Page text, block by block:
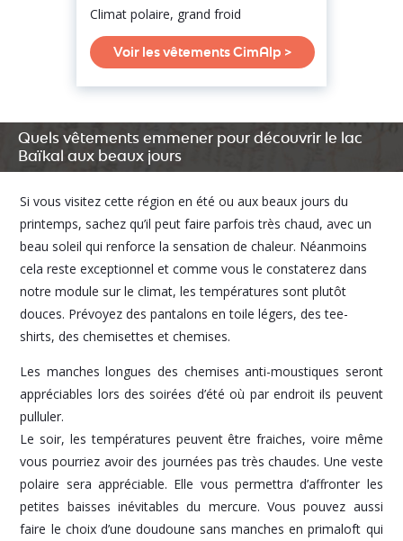
Climat polaire, grand froid
Voir les vêtements CimAlp >
Quels vêtements emmener pour découvrir le lac
Baïkal aux beaux jours
Si vous visitez cette région en été ou aux beaux jours du
printemps, sachez qu’il peut faire parfois très chaud, avec un
beau soleil qui renforce la sensation de chaleur. Néanmoins
cela reste exceptionnel et comme vous le constaterez dans
notre module sur le climat, les températures sont plutôt
douces. Prévoyez des pantalons en toile légers, des tee-
shirts, des chemisettes et chemises.
Les manches longues des chemises anti-moustiques seront
appréciables lors des soirées d’été où par endroit ils peuvent
pulluler.
Le soir, les températures peuvent être fraiches, voire même
vous pourriez avoir des journées pas très chaudes. Une veste
polaire sera appréciable. Elle vous permettra d’affronter les
petites baisses inévitables du mercure. Vous pouvez aussi
faire le choix d’une doudoune sans manches en primaloft qui